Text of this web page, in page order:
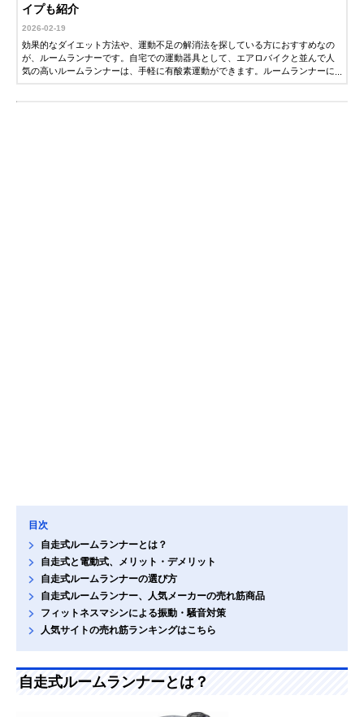
イプも紹介
2026-02-19
効果的なダイエット方法や、運動不足の解消法を探している方におすすめなの
が、ルームランナーです。自宅での運動器具として、エアロバイクと並んで人
気の高いルームランナーは、手軽に有酸素運動ができます。ルームランナーに
目次
自走式ルームランナーとは？
自走式と電動式、メリット・デメリット
自走式ルームランナーの選び方
自走式ルームランナー、人気メーカーの売れ筋商品
フィットネスマシンによる振動・騒音対策
人気サイトの売れ筋ランキングはこちら
自走式ルームランナーとは？